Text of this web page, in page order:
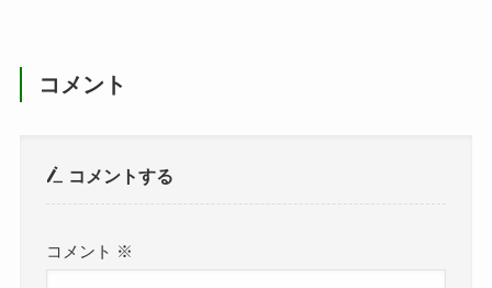
コメント
コメントする
コメント ※